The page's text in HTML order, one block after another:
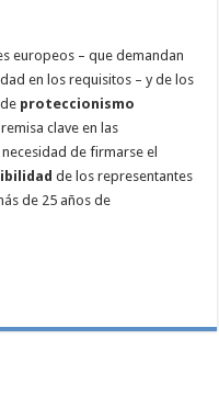
europeos – que demandan
en los requisitos – y de los
proteccionismo
clave en las
de firmarse el
de los representantes
de 25 años de